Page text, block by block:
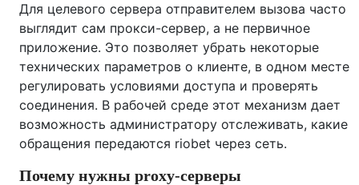
Для целевого сервера отправителем вызова часто
выглядит сам прокси-сервер, а не первичное
приложение. Это позволяет убрать некоторые
технических параметров о клиенте, в одном месте
регулировать условиями доступа и проверять
соединения. В рабочей среде этот механизм дает
возможность администратору отслеживать, какие
обращения передаются riobet через сеть.
Почему нужны proxy-серверы